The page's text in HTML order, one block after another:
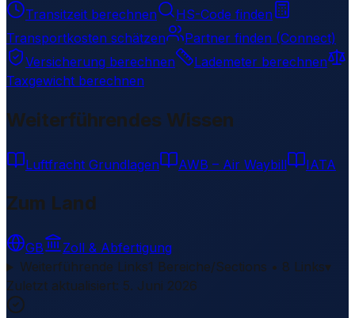
Transitzeit berechnen
HS-Code finden
Transportkosten schätzen
Partner finden (Connect)
Versicherung berechnen
Lademeter berechnen
Taxgewicht berechnen
Weiterführendes Wissen
Luftfracht Grundlagen AWB – Air Waybill IATA
Zum Land
GB
Zoll & Abfertigung
Weiterführende Links1 Bereiche/Sections • 8 Links▾
Zuletzt aktualisiert: 5. Juni 2026